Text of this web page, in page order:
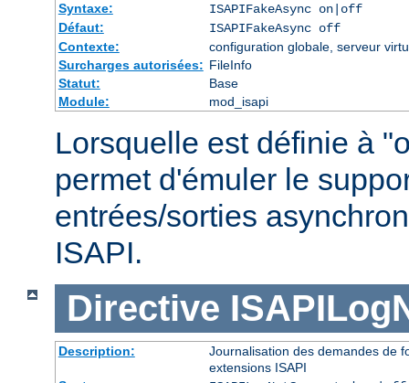
Syntaxe:
ISAPIFakeAsync on|off
Défaut:
ISAPIFakeAsync off
Contexte:
configuration globale, serveur
Surcharges autorisées: FileInfo
Statut:
Base
Module:
mod_isapi
Lorsquelle est définie à
permet d'émuler le
entrées/sorties
ISAPI.
Directive
Description:
Journalisation des demandes de
extensions ISAPI